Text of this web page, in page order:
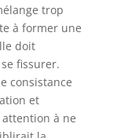
trop
à former une
doit
fissurer.
consistance
et
à ne